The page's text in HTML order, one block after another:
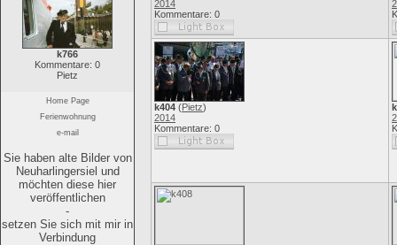
k766
Kommentare: 0
Pietz
Home Page
Ferienwohnung
e-mail
Sie haben alte Bilder von
Neuharlingersiel und
möchten diese hier
veröffentlichen
-
setzen Sie sich mit mir in
Verbindung
2014
Kommentare: 0
k404 (Pietz)
2014
Kommentare: 0